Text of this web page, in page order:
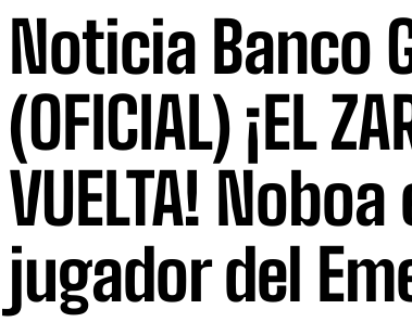
Noticia Banco
(OFICIAL) ¡EL
VUELTA!
jugador del